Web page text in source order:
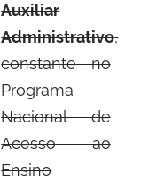
Auxiliar
Administrativo,
constante no
Programa
Nacional de
Acesso ao
Ensino